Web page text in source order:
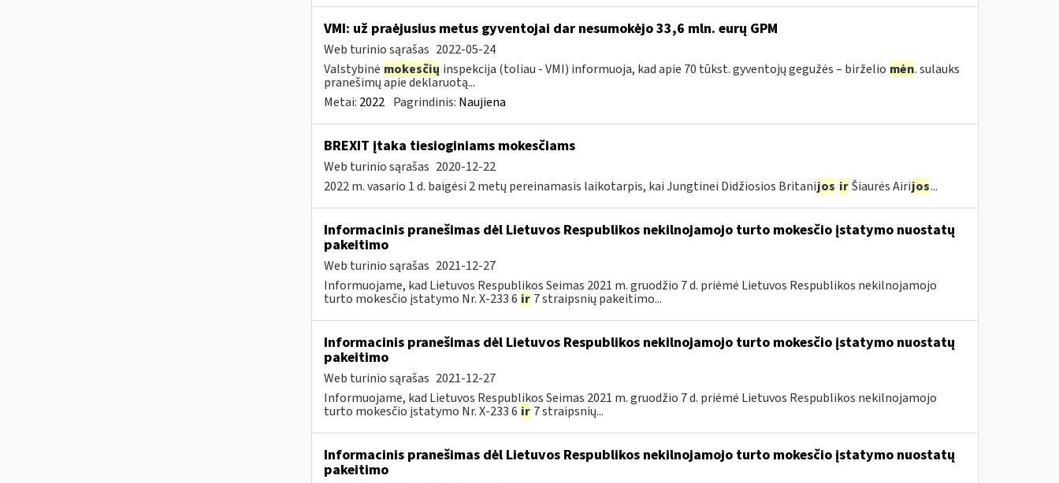
VMI: už praėjusius metus gyventojai dar nesumokėjo 33,6 mln. eurų GPM
Web turinio sąrašas 2022-05-24
Valstybinė mokesčių inspekcija (toliau - VMI) informuoja, kad apie 70 tūkst. gyventojų gegužės – birželio mėn. sulauks
pranešimų apie deklaruotą...
Metai: 2022 Pagrindinis: Naujiena
BREXIT įtaka tiesioginiams mokesčiams
Web turinio sąrašas 2020-12-22
2022 m. vasario 1 d. baigėsi 2 metų pereinamasis laikotarpis, kai Jungtinei Didžiosios Britanijos ir Šiaurės Airijos...
Informacinis pranešimas dėl Lietuvos Respublikos nekilnojamojo turto mokesčio įstatymo nuostatų
pakeitimo
Web turinio sąrašas 2021-12-27
Informuojame, kad Lietuvos Respublikos Seimas 2021 m. gruodžio 7 d. priėmė Lietuvos Respublikos nekilnojamojo
turto mokesčio įstatymo Nr. X-233 6 ir 7 straipsnių pakeitimo...
Informacinis pranešimas dėl Lietuvos Respublikos nekilnojamojo turto mokesčio įstatymo nuostatų
pakeitimo
Web turinio sąrašas 2021-12-27
Informuojame, kad Lietuvos Respublikos Seimas 2021 m. gruodžio 7 d. priėmė Lietuvos Respublikos nekilnojamojo
turto mokesčio įstatymo Nr. X-233 6 ir 7 straipsnių...
Informacinis pranešimas dėl Lietuvos Respublikos nekilnojamojo turto mokesčio įstatymo nuostatų
pakeitimo